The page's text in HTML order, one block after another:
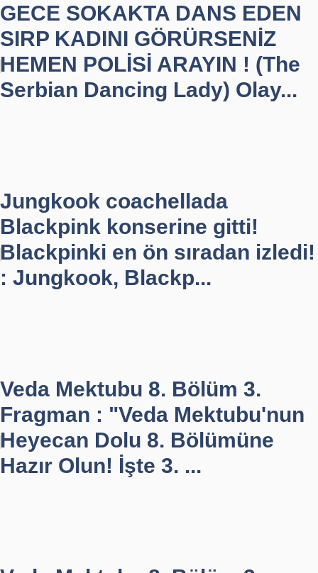
GECE SOKAKTA DANS EDEN
SIRP KADINI GÖRÜRSENİZ
HEMEN POLİSİ ARAYIN ! (The
Serbian Dancing Lady) Olay...
Jungkook coachellada
Blackpink konserine gitti!
Blackpinki en ön sıradan izledi!
: Jungkook, Blackp...
Veda Mektubu 8. Bölüm 3.
Fragman : "Veda Mektubu'nun
Heyecan Dolu 8. Bölümüne
Hazır Olun! İşte 3. ...